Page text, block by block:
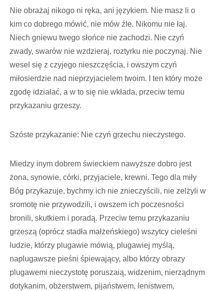
Nie obrażaj nikogo ni ręka, ani językiem. Nie masz li o
kim co dobrego mówić, nie mów źle. Nikomu nie łaj.
Niech gniewu twego słońce nie zachodzi. Nie czyń
zwady, swarów nie wzdzieraj, roztyrku nie poczynaj. Nie
wesel się z czyjego nieszczęścia, i owszym czyń
miłosierdzie nad nieprzyjacielem twoim. I ten który może
zgodę idziałać, a w to się nie wkłada, przeciw temu
przykazaniu grzeszy.
Szóste przykazanie: Nie czyń grzechu nieczystego.
Miedzy inym dobrem świeckiem nawyższe dobro jest
żona, synowie, córki, przyjaciele, krewni. Tego dla miły
Bóg przykazuje, bychmy ich nie znieczyścili, nie zelżyli w
sromotę nie przywodzili, i owszem ich poczesności
bronili, skutkiem i poradą. Przeciw temu przykazaniu
grzeszą (oprócz stadła małżeńskiego) wszytcy cieleśni
ludzie, którzy plugawie mówią, plugawiej myślą,
naplugawsze pieśni śpiewający, albo którzy obrazy
plugawemi nieczystotę poruszaią, widzenim, nierządnym
dotykanim, obżerstwem, pijaństwem, lenistwem,